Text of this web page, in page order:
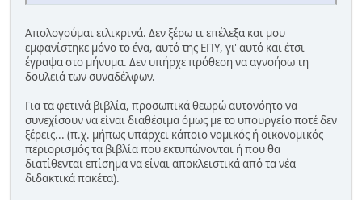
Απολογούμαι ειλικρινά. Δεν ξέρω τι επέλεξα και μου
εμφανίστηκε μόνο το ένα, αυτό της ΕΠΥ, γι' αυτό και έτσι
έγραψα στο μήνυμα. Δεν υπήρχε πρόθεση να αγνοήσω τη
δουλειά των συναδέλφων.
Για τα φετινά βιβλία, προσωπικά θεωρώ αυτονόητο να
συνεχίσουν να είναι διαθέσιμα όμως με το υπουργείο ποτέ δεν
ξέρεις... (π.χ. μήπως υπάρχει κάποιο νομικός ή οικονομικός
περιορισμός τα βιβλία που εκτυπώνονται ή που θα
διατίθενται επίσημα να είναι αποκλειστικά από τα νέα
διδακτικά πακέτα).